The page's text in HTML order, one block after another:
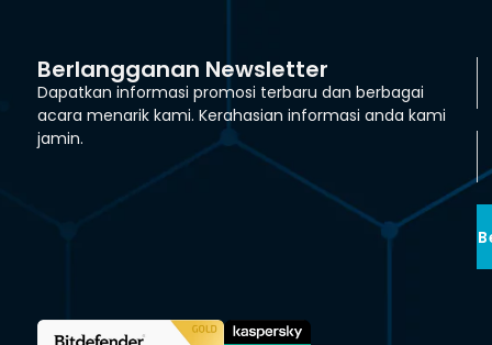
Berlangganan Newsletter
Dapatkan informasi promosi terbaru dan berbagai
acara menarik kami. Kerahasian informasi anda kami
jamin.